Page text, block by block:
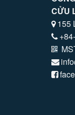
CỬU
155